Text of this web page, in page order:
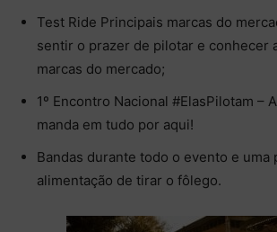
Test Ride Principais marcas do
sentir o prazer de pilotar e conhecer
marcas do mercado;
1º Encontro Nacional #ElasPilotam –
manda em tudo por aqui!
Bandas durante todo o evento e uma
alimentação de tirar o fôlego.